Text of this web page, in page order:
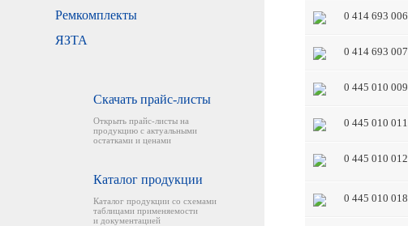
Ремкомплекты
ЯЗТА
Скачать прайс-листы
Открыть прайс-листы на
продукцию с актуальными
остатками и ценами
Каталог продукции
Каталог продукции со схемами
таблицами применяемости
и документацией
0 414 693 006
0 414 693 007
0 445 010 009
0 445 010 011
0 445 010 012
0 445 010 018